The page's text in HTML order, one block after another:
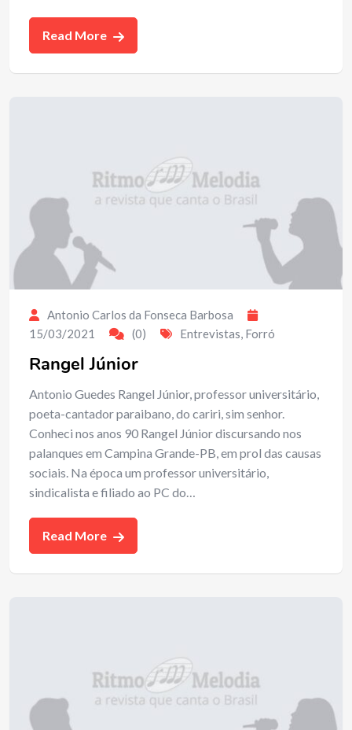
Read More
Antonio Carlos da Fonseca Barbosa
15/03/2021
(0) Entrevistas, Forró
Rangel Júnior
Antonio Guedes Rangel Júnior, professor universitário,
poeta-cantador paraibano, do cariri, sim senhor.
Conheci nos anos 90 Rangel Júnior discursando nos
palanques em Campina Grande-PB, em prol das causas
sociais. Na época um professor universitário,
sindicalista e filiado ao PC do…
Read More